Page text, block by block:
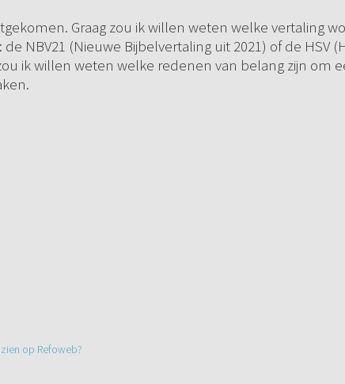
Graag zou ik willen weten welke vertaling
NBV21 (Nieuwe Bijbelvertaling uit 2021) of de HSV
ik willen weten welke redenen van belang zijn om
op Refoweb?